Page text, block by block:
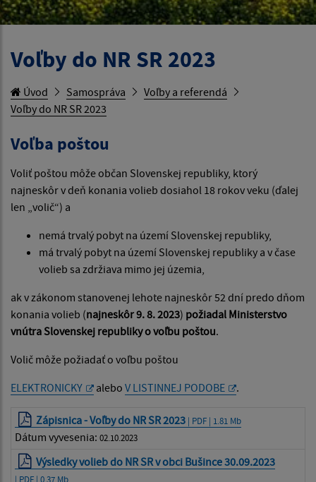
Voľby do NR SR 2023
Úvod Samospráva
Voľby a referendá
Voľby do NR SR 2023
Voľba poštou
Voliť poštou môže občan Slovenskej republiky, ktorý
najneskôr v deň konania volieb dosiahol 18 rokov veku (ďalej
len „volič“) a
nemá trvalý pobyt na území Slovenskej republiky,
má trvalý pobyt na území Slovenskej republiky a v čase
volieb sa zdržiava mimo jej územia,
ak v zákonom stanovenej lehote najneskôr 52 dní predo dňom
konania volieb (najneskôr 9. 8. 2023) požiadal Ministerstvo
vnútra Slovenskej republiky o voľbu poštou.
Volič môže požiadať o voľbu poštou
ELEKTRONICKY
alebo V LISTINNEJ PODOBE .
Zápisnica - Voľby do NR SR 2023 | PDF | 1.81 Mb
Dátum vyvesenia: 02.10.2023
Výsledky volieb do NR SR v obci Bušince 30.09.2023
| PDF | 0.37 Mb